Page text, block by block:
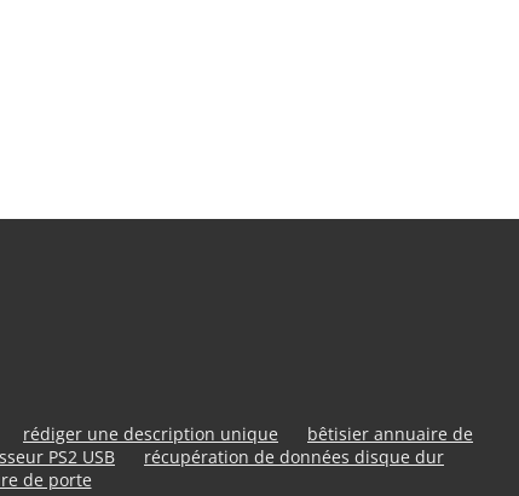
rédiger une description unique
bêtisier annuaire de
PS2 USB
récupération de données disque dur
de porte